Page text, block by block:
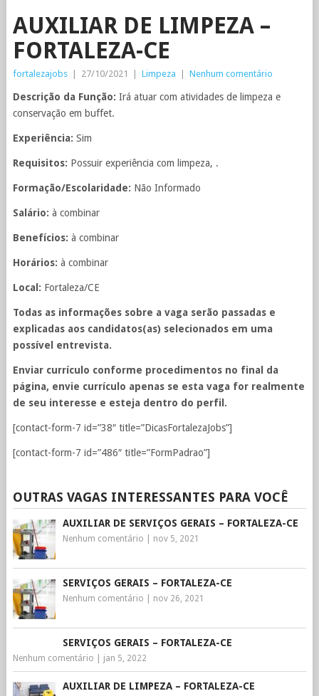
AUXILIAR DE LIMPEZA –
FORTALEZA-CE
fortalezajobs 27/10/2021 Limpeza Nenhum comentário
Descrição da Função: Irá atuar com atividades de limpeza e
conservação em buffet.
Experiência: Sim
Requisitos: Possuir experiência com limpeza, .
Formação/Escolaridade: Não Informado
Salário: à combinar
Benefícios: à combinar
Horários: à combinar
Local: Fortaleza/CE
Todas as informações sobre a vaga serão passadas e
explicadas aos candidatos(as) selecionados em uma
possível entrevista.
Enviar currículo conforme procedimentos no final da
página, envie currículo apenas se esta vaga for realmente
de seu interesse e esteja dentro do perfil.
[contact-form-7 id=”38″ title=”DicasFortalezaJobs”]
[contact-form-7 id=”486″ title=”FormPadrao”]
OUTRAS VAGAS INTERESSANTES PARA VOCÊ
AUXILIAR DE SERVIÇOS GERAIS – FORTALEZA-CE
Nenhum comentário nov 5, 2021
SERVIÇOS GERAIS – FORTALEZA-CE
Nenhum comentário nov 26, 2021
SERVIÇOS GERAIS – FORTALEZA-CE
Nenhum comentário jan 5, 2022
AUXILIAR DE LIMPEZA – FORTALEZA-CE